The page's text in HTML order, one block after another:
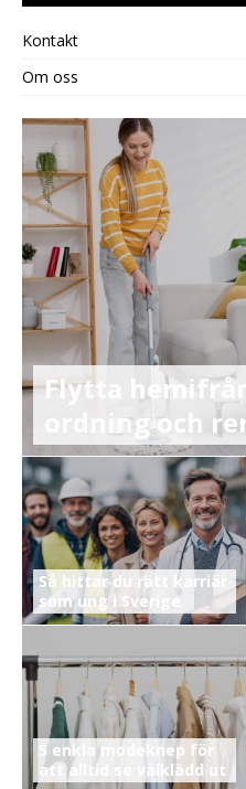
Kontakt
Om oss
Flytta
ordning och
Så hittar du rätt karriär
som ung i Sverige
5 enkla modeknep för
att alltid se välklädd ut